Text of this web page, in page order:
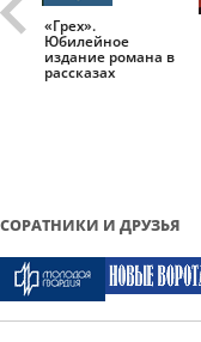
«Грех».
Юбилейное
издание романа в
рассказах
СОРАТНИКИ И ДРУЗЬЯ